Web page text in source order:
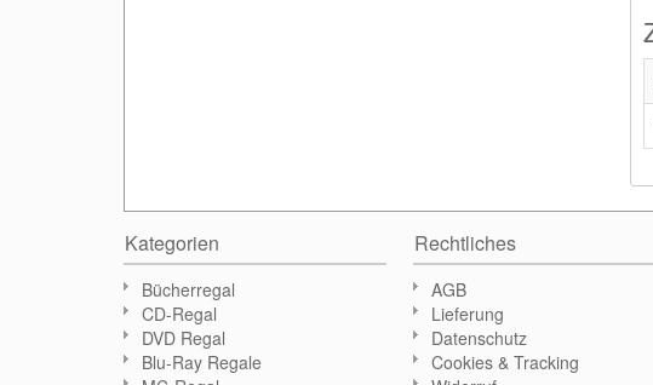
Kategorien
Bücherregal
CD-Regal
DVD Regal
Blu-Ray Regale
Rechtliches
AGB
Lieferung
Datenschutz
Cookies & Tracking